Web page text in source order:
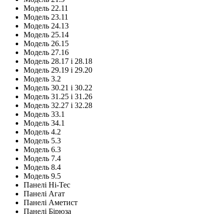
Модель 22.11
Модель 23.11
Модель 24.13
Модель 25.14
Модель 26.15
Модель 27.16
Модель 28.17 і 28.18
Модель 29.19 і 29.20
Модель 3.2
Модель 30.21 і 30.22
Модель 31.25 і 31.26
Модель 32.27 і 32.28
Модель 33.1
Модель 34.1
Модель 4.2
Модель 5.3
Модель 6.3
Модель 7.4
Модель 8.4
Модель 9.5
Панелі Hi-Tec
Панелі Агат
Панелі Аметист
Панелі Бірюза